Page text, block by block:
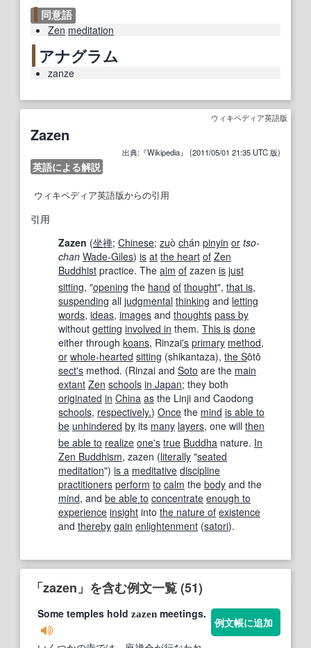
同意語
Zen meditation
アナグラム
zanze
ウィキペディア英語版
Zazen
出典:『Wikipedia』 (2011/05/01 21:35 UTC 版)
英語による解説
ウィキペディア英語版からの引用
引用
Zazen (坐禅; Chinese; zuò chán pinyin or tso-
chan Wade-Giles) is at the heart of Zen
Buddhist practice. The aim of zazen is just
sitting, "opening the hand of thought", that is,
suspending all judgmental thinking and letting
words, ideas, images and thoughts pass by
without getting involved in them. This is done
either through koans, Rinzai's primary method,
or whole-hearted sitting (shikantaza), the Sōtō
sect's method. (Rinzai and Soto are the main
extant Zen schools in Japan; they both
originated in China as the Linji and Caodong
schools, respectively.) Once the mind is able to
be unhindered by its many layers, one will then
be able to realize one's true Buddha nature. In
Zen Buddhism, zazen (literally "seated
meditation") is a meditative discipline
practitioners perform to calm the body and the
mind, and be able to concentrate enough to
experience insight into the nature of existence
and thereby gain enlightenment (satori).
「zazen」を含む例文一覧 (51)
Some temples hold zazen meetings.
例文帳に追加